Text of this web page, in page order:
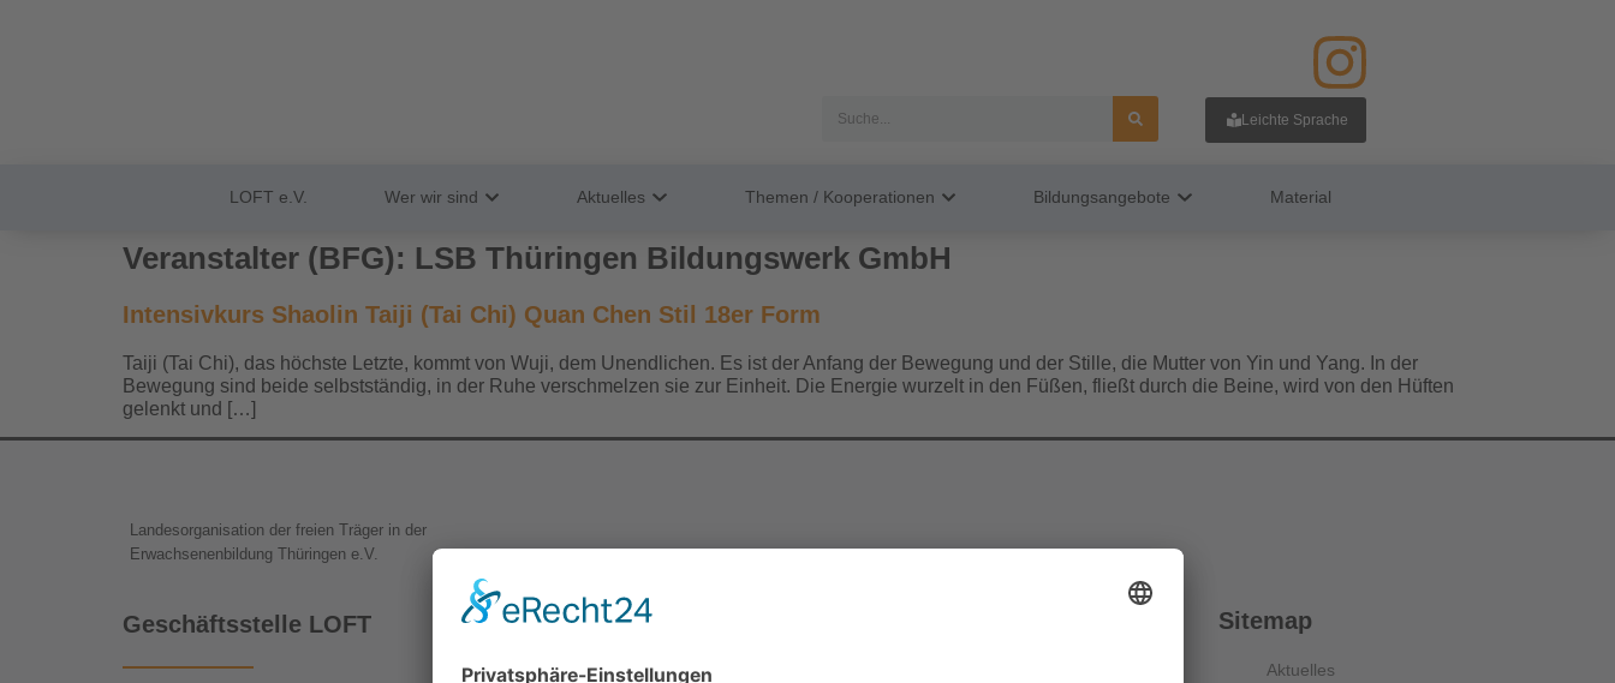
Leichte Sprache
LOFT e.V. Wer wir sind Aktuelles Themen / Kooperationen Bildungsangebote Material
Veranstalter (BFG): LSB Thüringen Bildungswerk GmbH
Intensivkurs Shaolin Taiji (Tai Chi) Quan Chen Stil 18er Form
Taiji (Tai Chi), das höchste Letzte, kommt von Wuji, dem Unendlichen. Es ist der Anfang der Bewegung und der Stille, die Mutter von Yin und Yang. In der
Bewegung sind beide selbstständig, in der Ruhe verschmelzen sie zur Einheit. Die Energie wurzelt in den Füßen, fließt durch die Beine, wird von den Hüften
gelenkt und […]
Landesorganisation der freien Träger in der
Erwachsenenbildung Thüringen e.V.
Geschäftsstelle LOFT Sitemap
Aktuelles